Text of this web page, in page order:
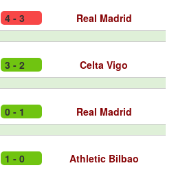
4 - 3 Real Madrid
3 - 2 Celta Vigo
0 - 1 Real Madrid
1 - 0 Athletic Bilbao